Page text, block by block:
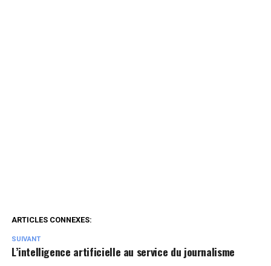
ARTICLES CONNEXES:
SUIVANT
L’intelligence artificielle au service du journalisme